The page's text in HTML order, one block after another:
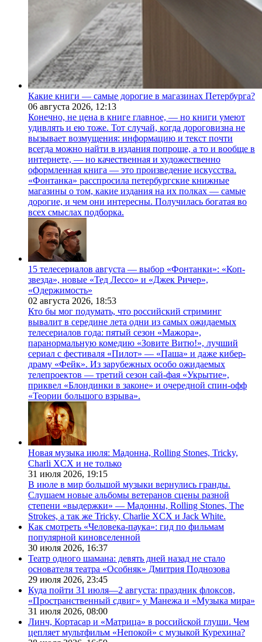
Какие книги — самые дорогие в магазинах Петербурга?
06 августа 2026, 12:13
Конечно, не цена в книге главное, — но книги умеют
удивлять и ею тоже. Тот случай, когда дороговизна не
вызывает возмущения: информацию и текст почти
всегда можно найти в издания попроще, а то и вообще в
интернете, — но качественная и художественно
оформленная книга — это произведение искусства.
«Фонтанка» расспросила петербургские книжные
магазины о том, какие издания на их полках — самые
дорогие, и чем они интересны. Получилась богатая во
всех смыслах подборка.
15 телесериалов августа — выбор «Фонтанки»: «Коп-
звезда», новые «Тед Лессо» и «Джек Ричер»,
«Одержимость»
02 августа 2026, 18:53
Кто бы мог подумать, что российский стриминг
вывалит в середине лета одни из самых ожидаемых
телесериалов года: пятый сезон «Мажора»,
паранормальную комедию «Зовите Витю!», лучший
сериал с фестиваля «Пилот» — «Паша» и даже кибер-
драму «Фейк». Из зарубежных особо ожидаемых
телепроектов — третий сезон сай-фая «Укрытие»,
приквел «Блондинки в законе» и очередной спин-офф
«Теории большого взрыва».
Новая музыка июля: Мадонна, Rolling Stones, Tricky,
Charli XCX и не только
31 июля 2026, 19:15
В июле в мир большой музыки вернулись гранды.
Слушаем новые альбомы ветеранов сцены разной
степени «выдержки» — Мадонны, Rolling Stones, The
Strokes, а так же Tricky, Charlie XCX и Jack White.
Как смотреть «Человека-паука»: гид по фильмам
популярной киновселенной
30 июля 2026, 16:37
Театр одного шамана: девять дней назад не стало
основателя театра «Особняк» Дмитрия Поднозова
29 июля 2026, 23:45
Куда пойти 31 июля—2 августа: праздник флоксов,
«Пространственный сдвиг» у Манежа и «Музыка мира»
31 июля 2026, 08:00
Линч, Кортасар и «Матрица» в российской глуши. Чем
цепляет мультфильм «Непокой» с музыкой Курехина?